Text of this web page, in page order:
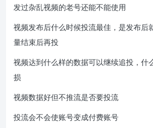
发过杂乱视频的老号还能不能使用
视频发布后什么时候投流最佳，是发布后
量结束后再投
视频达到什么样的数据可以继续追投，什
损
视频数据好但不推流是否要投流
投流会不会使账号变成付费账号